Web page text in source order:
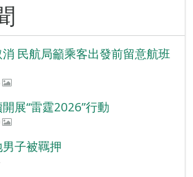
民航局籲乘客出發前留意航班
展“雷霆2026”行動
子被羈押